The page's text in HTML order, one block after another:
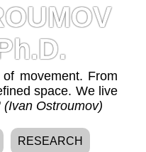
movement. From
space. We live
(Ivan Ostroumov)
RESEARCH